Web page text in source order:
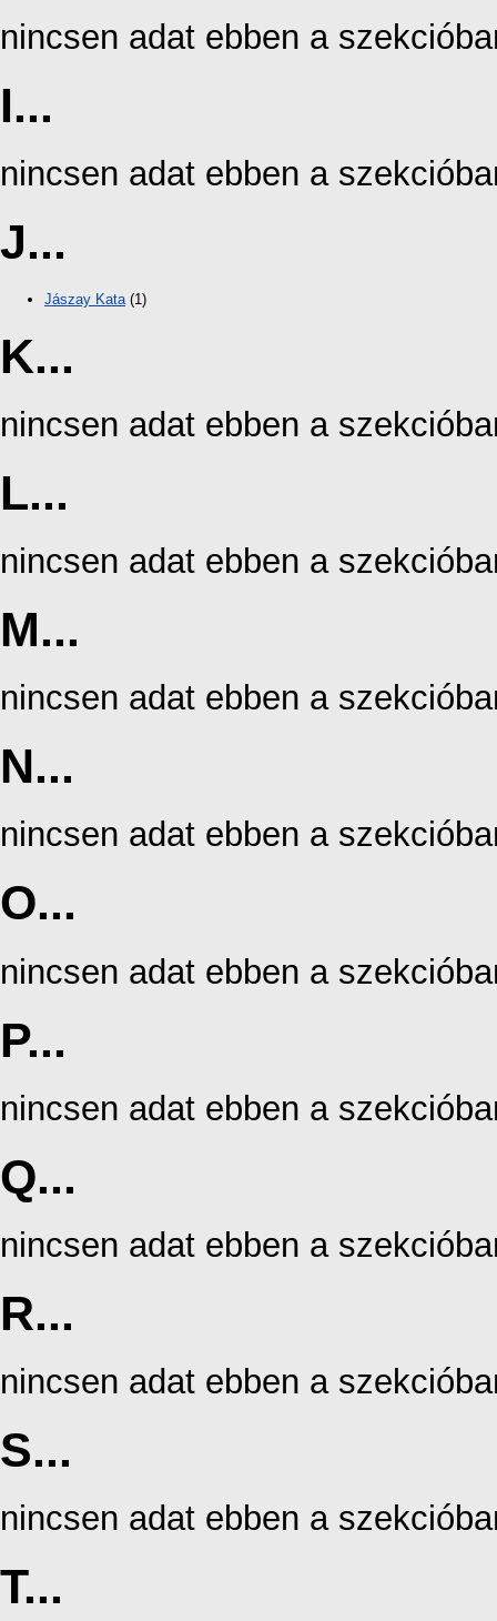
nincsen adat ebben a
I...
nincsen adat ebben a
J...
Jászay Kata(1)
K...
nincsen adat ebben a
L...
nincsen adat ebben a
M...
nincsen adat ebben a
N...
nincsen adat ebben a
O...
nincsen adat ebben a
P...
nincsen adat ebben a
Q...
nincsen adat ebben a
R...
nincsen adat ebben a
S...
nincsen adat ebben a
T...